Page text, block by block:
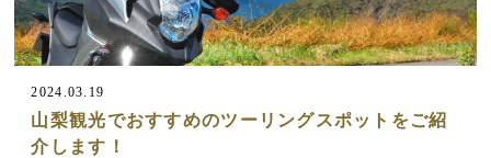
2024.03.19
山梨観光でおすすめのツーリングスポットをご紹
介します！